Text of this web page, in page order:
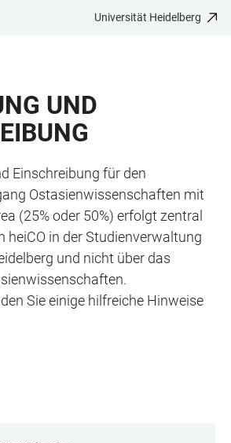
Universität Heidelberg
UND
Einschreibung für den
Ostasienwissenschaften mit
(25% oder 50%) erfolgt zentral
heiCO in der Studienverwaltung
und nicht über das
Sie einige hilfreiche Hinweise